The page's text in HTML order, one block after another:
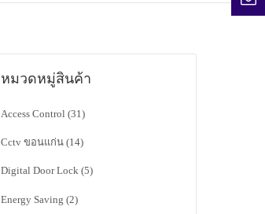
หมวดหมู่สินค้า
Access Control (31)
Cctv ขอนแก่น (14)
Digital Door Lock (5)
Energy Saving (2)